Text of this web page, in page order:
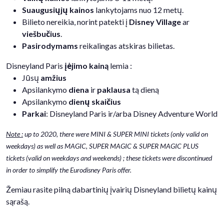
Suaugusiųjų kainos lankytojams nuo 12 metų.
Bilieto nereikia, norint patekti į Disney Villagear
viešbučius.
Pasirodymams reikalingas atskiras bilietas.
Disneyland Paris įėjimo kainą lemia :
Jūsų amžius
Apsilankymo diena ir paklausa tą dieną
Apsilankymo dienų skaičius
Parkai: Disneyland Paris ir/arba Disney Adventure World
Note :up to 2020, there were MINI & SUPER MINI tickets (only valid on
weekdays) as well as MAGIC, SUPER MAGIC & SUPER MAGIC PLUS
tickets (valid on weekdays and weekends) ; these tickets were discontinued
in order to simplify the Eurodisney Paris offer.
Žemiau rasite pilną dabartinių įvairių Disneyland bilietų kainų
sąrašą.